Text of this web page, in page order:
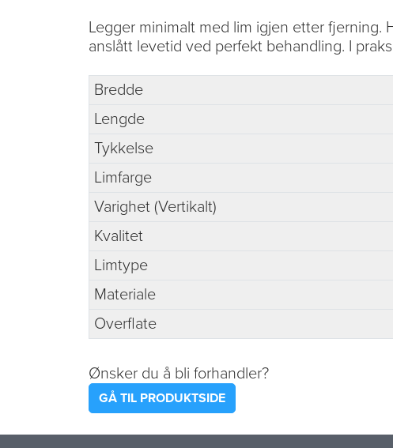
Legger minimalt med lim igjen etter fjerning.
anslått levetid ved perfekt behandling. I
Bredde
Lengde
Tykkelse
Limfarge
Varighet (Vertikalt)
Kvalitet
Limtype
Materiale
Overflate
Ønsker du å bli forhandler?
GÅ TIL PRODUKTSIDE